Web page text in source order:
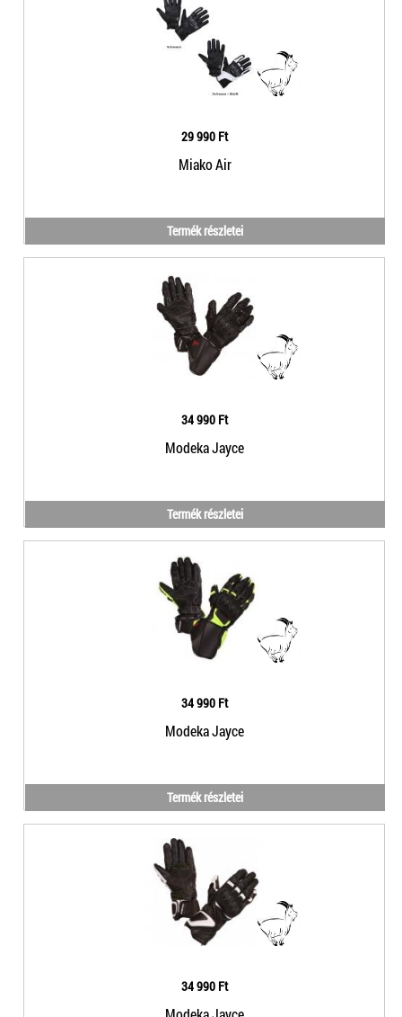
29 990 Ft
Miako Air
Termék részletei
34 990 Ft
Modeka Jayce
Termék részletei
34 990 Ft
Modeka Jayce
Termék részletei
34 990 Ft